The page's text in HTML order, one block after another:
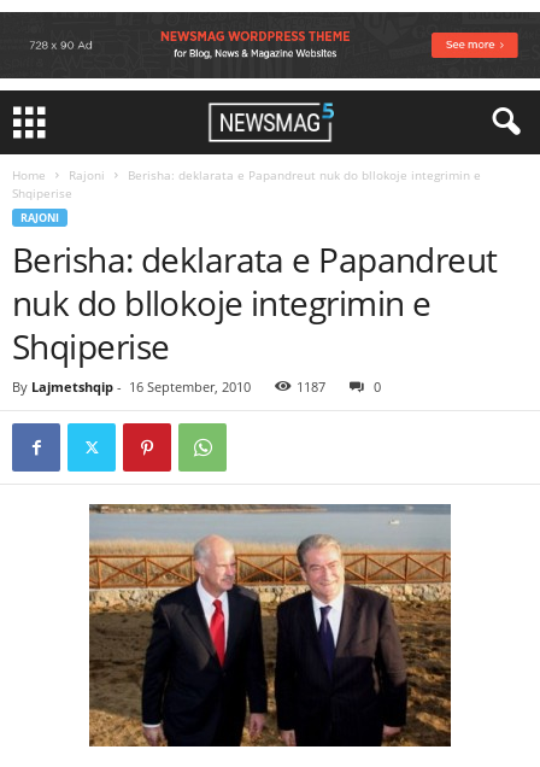
Home Rajoni
Berisha: deklarata e Papandreut nuk do bllokoje integrimin e
Shqiperise
RAJONI
Berisha: deklarata e Papandreut
nuk do bllokoje integrimin e
Shqiperise
By Lajmetshqip - 16 September, 2010 1187 0